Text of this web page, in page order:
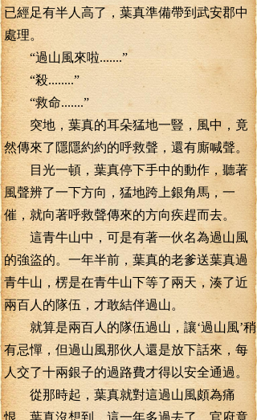
已經足有半人高了，葉真準備帶到武安郡中
處理。
“過山風來啦.......”
“殺........”
“救命.......”
突地，葉真的耳朵猛地一豎，風中，竟
然傳來了隱隱約約的呼救聲，還有廝喊聲。
目光一頓，葉真停下手中的動作，聽著
風聲辨了一下方向，猛地跨上銀角馬，一
催，就向著呼救聲傳來的方向疾趕而去。
這青牛山中，可是有著一伙名為過山風
的強盜的。一年半前，葉真的老爹送葉真過
青牛山，楞是在青牛山下等了兩天，湊了近
兩百人的隊伍，才敢結伴過山。
就算是兩百人的隊伍過山，讓‘過山風’稍
有忌憚，但過山風那伙人還是放下話來，每
人交了十兩銀子的過路費才得以安全通過。
從那時起，葉真就對這過山風頗為痛
恨，葉真沒想到，這一年多過去了，官府竟